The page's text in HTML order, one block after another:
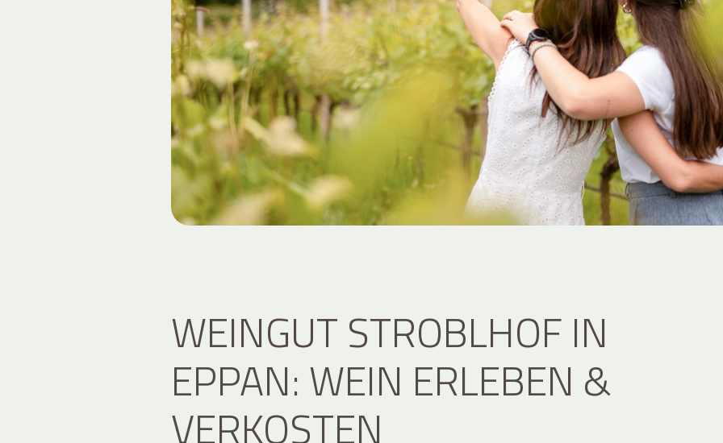
WEINGUT STROBLHOF IN
EPPAN: WEIN ERLEBEN &
VERKOSTEN